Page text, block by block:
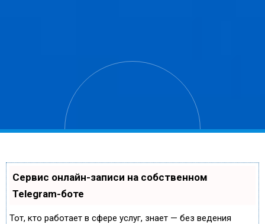
Сервис онлайн-записи на собственном
Telegram-боте
Тот, кто работает в сфере услуг, знает — без ведения